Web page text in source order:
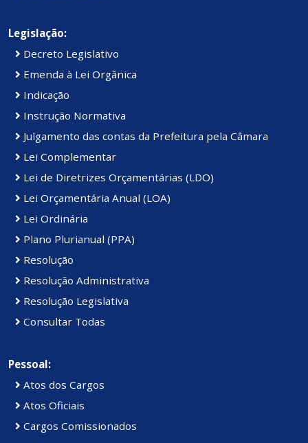
Legislação:
Decreto Legislativo
Emenda à Lei Orgânica
Indicação
Instrução Normativa
Julgamento das contas da Prefeitura pela Câmara
Lei Complementar
Lei de Diretrizes Orçamentárias (LDO)
Lei Orçamentária Anual (LOA)
Lei Ordinária
Plano Plurianual (PPA)
Resolução
Resolução Administrativa
Resolução Legislativa
Consultar Todas
Pessoal:
Atos dos Cargos
Atos Oficiais
Cargos Comissionados